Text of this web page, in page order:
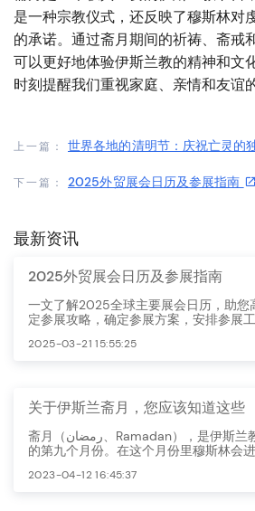
是一种宗教仪式，还反映了穆斯林对
的承诺。通过斋月期间的祈祷、斋戒
可以更好地体验伊斯兰教的精神和文
时刻提醒我们重视家庭、亲情和友谊
上一篇： 世界各地的清明节：庆祝亡灵的
下一篇： 2025外贸展会日历及参展指南
最新资讯
2025外贸展会日历及参展指南
一文了解2025全球主要展会日历，助您
定参展攻略，确定参展方案，安排参展工
2025-03-21 15:55:25
关于伊斯兰斋月，您应该知道这些
斋月（رمضان、Ramadan），是伊斯兰教历中
的第九个月份。在这个月份里穆斯林会
信仰。
2023-04-12 16:45:37